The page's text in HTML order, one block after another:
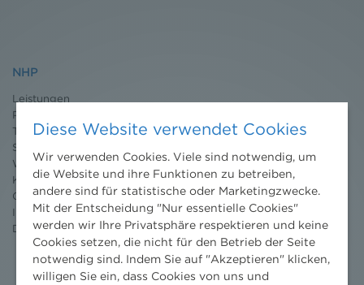
NHP
Leistungen
Projekte
Team
Standorte
Wissenschaft
Karriere
Ombudsstelle
Impressum
Datenschutz erklärung
Diese Website verwendet Cookies
Wir verwenden Cookies. Viele sind notwendig, um
die Website und ihre Funktionen zu betreiben,
andere sind für statistische oder Marketingzwecke.
Mit der Entscheidung "Nur essentielle Cookies"
werden wir Ihre Privatsphäre respektieren und keine
Cookies setzen, die nicht für den Betrieb der Seite
notwendig sind. Indem Sie auf "Akzeptieren" klicken,
willigen Sie ein, dass Cookies von uns und